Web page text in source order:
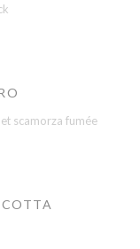
scamorza fumée